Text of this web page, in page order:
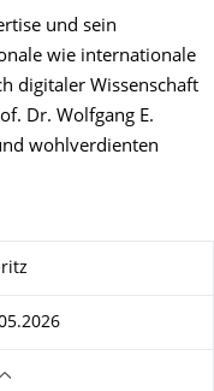
und sein
wie internationale
digitaler Wissenschaft
Dr. Wolfgang E.
wohlverdienten